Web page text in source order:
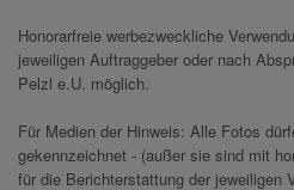
Honorarfreie werbezweckliche
jeweiligen Auftraggeber oder nach
Pelzl e.U. möglich.
Für Medien der Hinweis: Alle Fotos
gekennzeichnet - (außer sie sind mit
für die Berichterstattung der jeweiligen